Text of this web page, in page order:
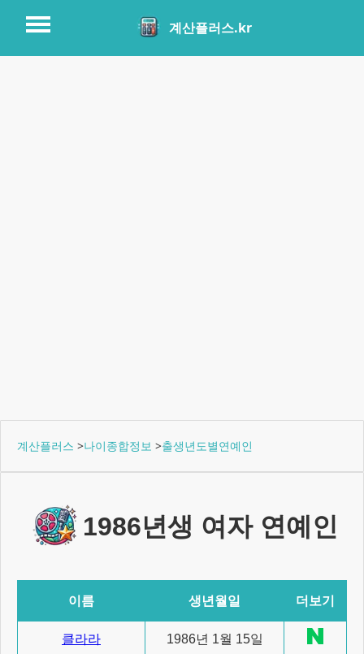
계산플러스.kr
계산플러스 >나이종합정보 >출생년도별연예인
1986년생 여자 연예인
이름 생년월일 더보기
클라라 1986년 1월 15일